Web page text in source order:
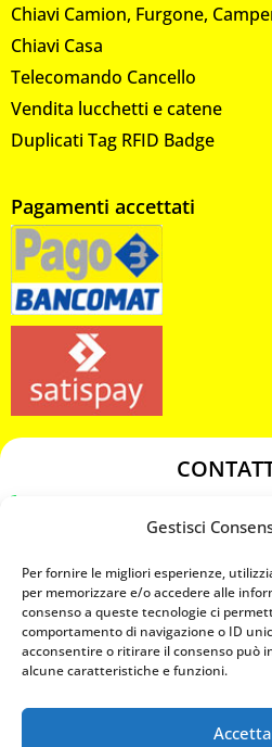
Gestisci
Per fornire le migliori esperienze,
per memorizzare e/o accedere alle
consenso a queste tecnologie ci
comportamento di navigazione o ID
acconsentire o ritirare il consenso può
alcune caratteristiche e funzioni.
Accetta
Chiavi Camion, Furgone,
Chiavi Casa
Telecomando Cancello
Vendita lucchetti e catene
Duplicati Tag RFID Badge
Pagamenti accettati
chiavicodificate@gmail.com
Privacy Policy
Cookie Policy